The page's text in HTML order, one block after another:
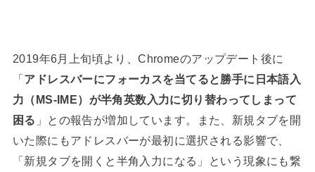
2019年6月上旬頃より、Chromeのアップデート後に
「アドレスバーにフォーカスを当てると勝手に日本語入
力（MS-IME）が半角英数入力に切り替わってしまって
困る 」との報告が増加しています。また、新規タブを開
いた際にもアドレスバーが最初に選択される影響で、
「新規タブを開くと半角入力になる」という現象にも繋